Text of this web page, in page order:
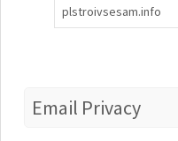
plstroivsesam.info
Email Privacy